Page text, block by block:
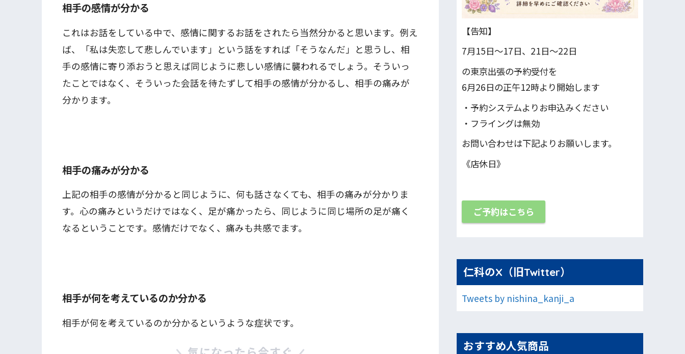
相手の感情が分かる
これはお話をしている中で、感情に関するお話をされたら当然分かると思います。例え
ば、「私は失恋して悲しんでいます」という話をすれば「そうなんだ」と思うし、相
手の感情に寄り添おうと思えば同じように悲しい感情に襲われるでしょう。そういっ
たことではなく、そういった会話を待たずして相手の感情が分かるし、相手の痛みが
分かります。
相手の痛みが分かる
上記の相手の感情が分かると同じように、何も話さなくても、相手の痛みが分かりま
す。心の痛みというだけではなく、足が痛かったら、同じように同じ場所の足が痛く
なるということです。感情だけでなく、痛みも共感でます。
相手が何を考えているのか分かる
相手が何を考えているのか分かるというような症状です。
【告知】
7月15日〜17日、21日～22日
の東京出張の予約受付を
6月26日の正午12時より開始します
・予約システムよりお申込みください
・フライングは無効
お問い合わせは下記よりお願いします。
《店休日》
ご予約はこちら
仁科のX（旧Twitter）
Tweets by nishina_kanji_a
おすすめ人気商品